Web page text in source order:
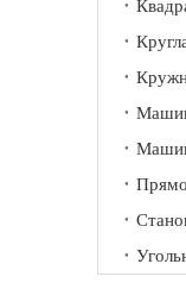
2021-